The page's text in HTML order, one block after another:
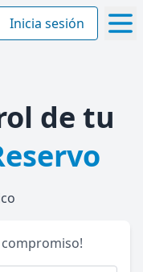
Inicia sesión
de tu
compromiso!